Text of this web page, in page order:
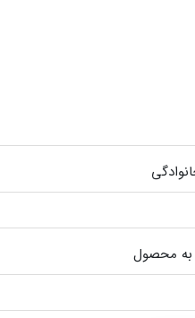
به محصول